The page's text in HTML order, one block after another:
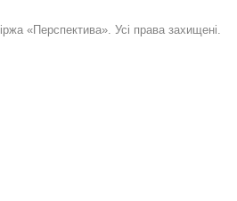
«Перспектива». Усі права захищені.